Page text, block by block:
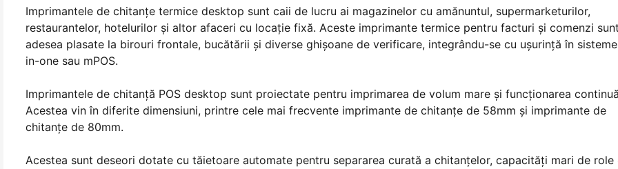
Imprimantele de chitanțe termice desktop sunt caii de lucru ai magazinelor cu amănuntul, supermarketurilor,
restaurantelor, hotelurilor și altor afaceri cu locație fixă. Aceste imprimante termice pentru facturi și comenzi sunt
adesea plasate la birouri frontale, bucătării și diverse ghișoane de verificare, integrându-se cu ușurință în
in-one sau mPOS.
Imprimantele de chitanță POS desktop sunt proiectate pentru imprimarea de volum mare și funcționarea
Acestea vin în diferite dimensiuni, printre cele mai frecvente imprimante de chitanțe de 58mm și imprimante de
chitanțe de 80mm.
Acestea sunt deseori dotate cu tăietoare automate pentru separarea curată a chitanțelor, capacități mari de role